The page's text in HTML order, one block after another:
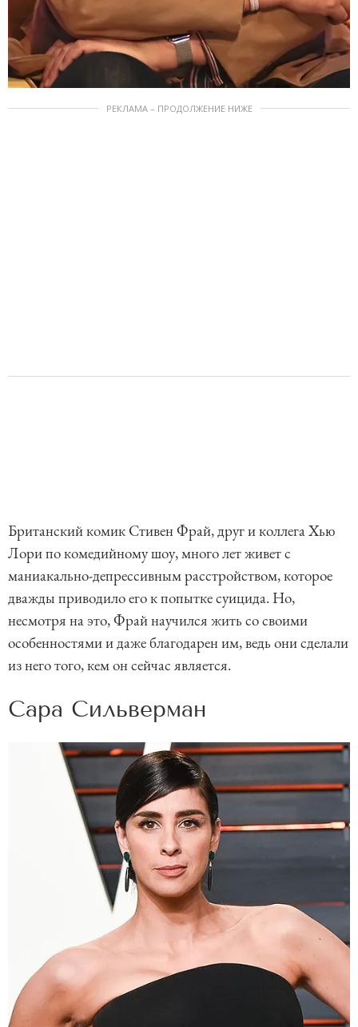
РЕКЛАМА – ПРОДОЛЖЕНИЕ НИЖЕ
Британский комик Стивен Фрай, друг и коллега Хью
Лори по комедийному шоу, много лет живет с
маниакально-депрессивным расстройством, которое
дважды приводило его к попытке суицида. Но,
несмотря на это, Фрай научился жить со своими
особенностями и даже благодарен им, ведь они сделали
из него того, кем он сейчас является.
Сара Сильверман